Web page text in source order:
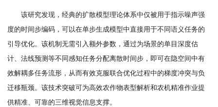
转
人
才
该研究发现，经典的扩散模型理论体系中仅被用于指示噪声强
度的时间步编码，可以在单步生成模型中直接用于不同语义任务的
引导优化。该机制无需引入额外参数，通过为场景的单目深度估
计、法线预测等不同感知任务分配离散时间步，即可在隐空间中有
效解耦多任务流形，从而有效克服联合优化过程中的梯度冲突与负
迁移瓶颈。该技术突破可为高效农作物表型解析和农机精准作业提
供精准、可靠的三维视觉信息支撑。